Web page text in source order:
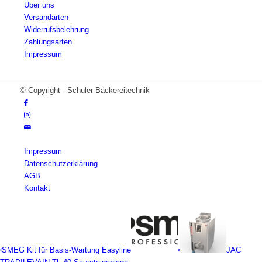
Über uns
Versandarten
Widerrufsbelehrung
Zahlungsarten
Impressum
© Copyright - Schuler Bäckereitechnik
Impressum
Datenschutzerklärung
AGB
Kontakt
SMEG Kit für Basis-Wartung Easyline
JAC